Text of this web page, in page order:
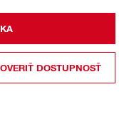
OVERIŤ DOSTUPNOSŤ